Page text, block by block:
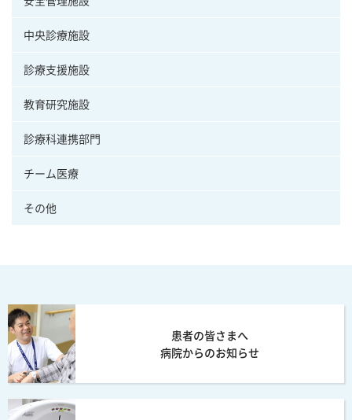
中央診療施設
診療支援施設
教育研究施設
診療科連携部門
チーム医療
その他
患者の皆さまへ
病院からのお知らせ